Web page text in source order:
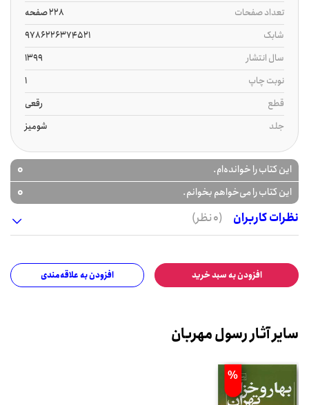
تعداد صفحات
228 صفحه
شابک
9786226374521
سال انتشار
1399
نوبت چاپ
1
قطع
رقعی
جلد
شومیز
این کتاب را خوانده‌ام. 0
این کتاب را می‌خواهم بخوانم.
0
نظرات کاربران
(0 نظر)
افزودن به سبد خرید افزودن به علاقه‌مندی
سایر آثار رسول مهربان
%